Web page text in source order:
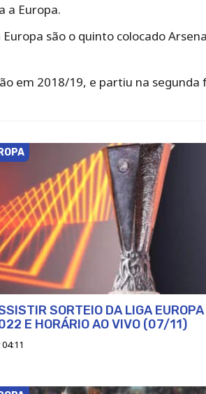
a Europa.
são o quinto colocado
em 2018/19, e partiu na segunda
SORTEIO DA LIGA EUROPA
E HORÁRIO AO VIVO (07/11)